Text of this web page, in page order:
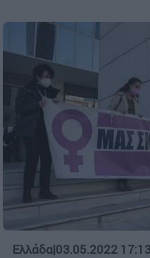
Ελλάδα|03.05.2022 17:13